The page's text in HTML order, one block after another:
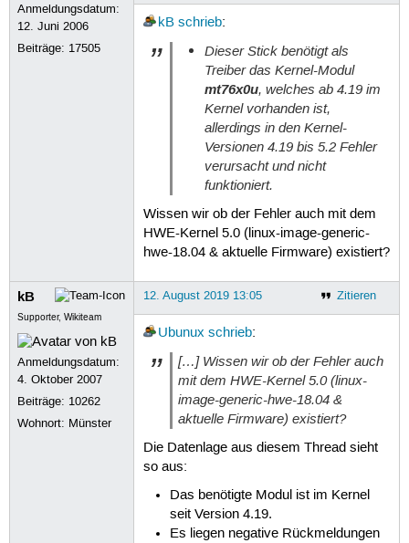
Anmeldungsdatum:
12. Juni 2006
Beiträge: 17505
kB schrieb:
Dieser Stick benötigt als
Treiber das Kernel-Modul
mt76x0u, welches ab 4.19 im
Kernel vorhanden ist,
allerdings in den Kernel-
Versionen 4.19 bis 5.2 Fehler
verursacht und nicht
funktioniert.
Wissen wir ob der Fehler auch mit dem
HWE-Kernel 5.0 (linux-image-generic-
hwe-18.04 & aktuelle Firmware) existiert?
kB
Supporter, Wikiteam
Anmeldungsdatum:
4. Oktober 2007
Beiträge: 10262
Wohnort: Münster
Zitieren
12. August 2019 13:05
Ubunux schrieb:
[…] Wissen wir ob der Fehler auch
mit dem HWE-Kernel 5.0 (linux-
image-generic-hwe-18.04 &
aktuelle Firmware) existiert?
Die Datenlage aus diesem Thread sieht
so aus:
Das benötigte Modul ist im Kernel
seit Version 4.19.
Es liegen negative Rückmeldungen